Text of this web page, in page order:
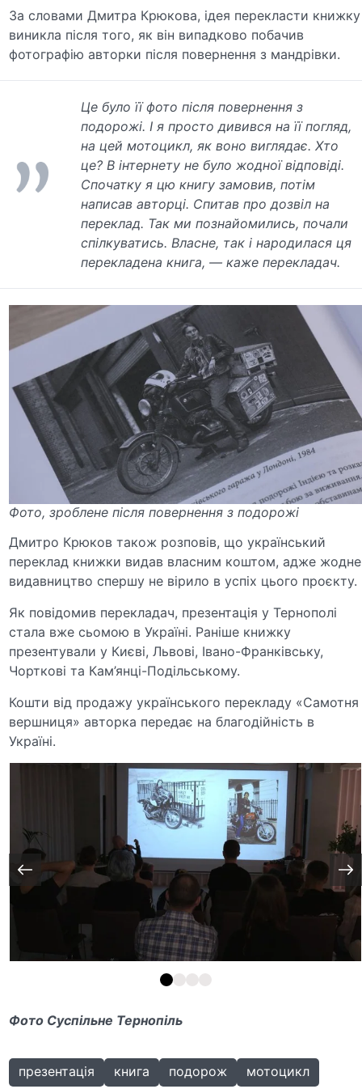
За словами Дмитра Крюкова, ідея перекласти книжку
виникла після того, як він випадково побачив
фотографію авторки після повернення з мандрівки.
Це було її фото після повернення з
подорожі. І я просто дивився на її погляд,
на цей мотоцикл, як воно виглядає. Хто
це? В інтернету не було жодної відповіді.
Спочатку я цю книгу замовив, потім
написав авторці. Спитав про дозвіл на
переклад. Так ми познайомились, почали
спілкуватись. Власне, так і народилася ця
перекладена книга, — каже перекладач.
Фото, зроблене після повернення з подорожі
Дмитро Крюков також розповів, що український
переклад книжки видав власним коштом, адже жодне
видавництво спершу не вірило в успіх цього проєкту.
Як повідомив перекладач, презентація у Тернополі
стала вже сьомою в Україні. Раніше книжку
презентували у Києві, Львові, Івано-Франківську,
Чорткові та Кам’янці-Подільському.
Кошти від продажу українського перекладу «Самотня
вершниця» авторка передає на благодійність в
Україні.
Фото Суспільне Тернопіль
презентація книга подорож мотоцикл